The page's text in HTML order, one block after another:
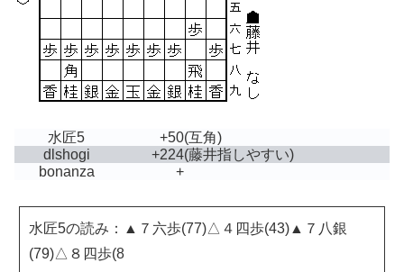
水匠5 +50(互角)
dlshogi
+224(藤井指しやすい)
bonanza
+
水匠5の読み：▲７六歩(77)△４四歩(43)▲７八銀
(79)△８四歩(8